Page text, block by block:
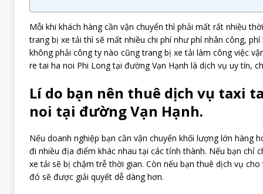
Mỗi khi khách hàng cần vận chuyển thì phải mất rất nhiều
trang bị xe tải thì sẽ mất nhiều chi phí như phí nhân công,
không phải công ty nào cũng trang bị xe tải làm công việc
re tai ha noi Phi Long tại đường Vạn Hạnh là dịch vụ uy tín,
Lí do bạn nên thuê dịch vụ taxi
noi tại đường Vạn Hạnh.
Nếu doanh nghiệp bạn cần vận chuyển khối lượng lớn hàng
đi nhiều địa điểm khác nhau tại các tỉnh thành. Nếu bạn chỉ
xe tải sẽ bị chậm trễ thời gian. Còn nếu bạn thuê dịch vụ
đó sẽ được giải quyết dễ dàng hơn.